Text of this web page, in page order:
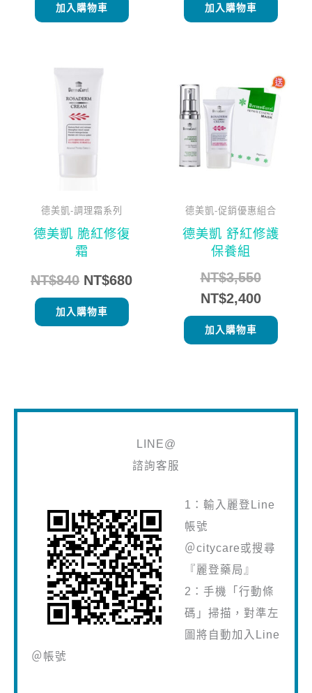
加入購物車 加入購物車
德美凱-調理霜系列
德美凱 脆紅修復
霜
NT$840
價
格：
NT$840。
NT$680
NT$680。
加入購物車
德美凱-促銷優惠組合
德美凱 舒紅修護
保養組
NT$3,550
始
價
格：
NT$2,400
前
價
格：
加入購物車
LINE@
諮詢客服
1：輸入麗登Line
帳號
＠citycare或搜尋
『麗登藥局』
2：手機「行動條
碼」掃描，對準左
圖將自動加入Line
＠帳號